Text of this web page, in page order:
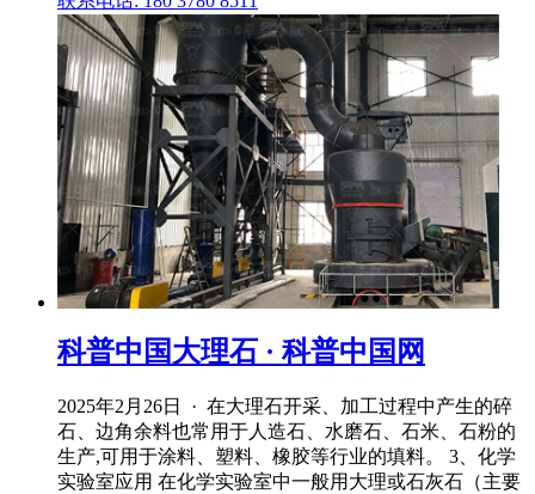
科普中国大理石 · 科普中国网
2025年2月26日 · 在大理石开采、加工过程中产生的碎
石、边角余料也常用于人造石、水磨石、石米、石粉的
生产,可用于涂料、塑料、橡胶等行业的填料。 3、化学
实验室应用 在化学实验室中一般用大理或石灰石（主要